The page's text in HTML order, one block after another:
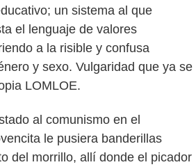
un sistema al que
el lenguaje de valores
a la risible y confusa
y sexo. Vulgaridad que ya se
LOMLOE.
al comunismo en el
le pusiera banderillas
del morrillo, allí donde el picador